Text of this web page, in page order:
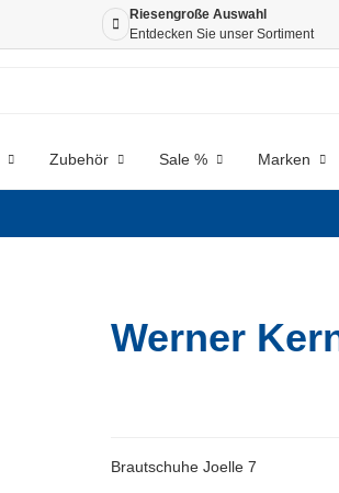
Riesengroße Auswahl
Entdecken Sie unser Sortiment
Zubehör Sale % Marken
Werner
Brautschuhe Joelle 7